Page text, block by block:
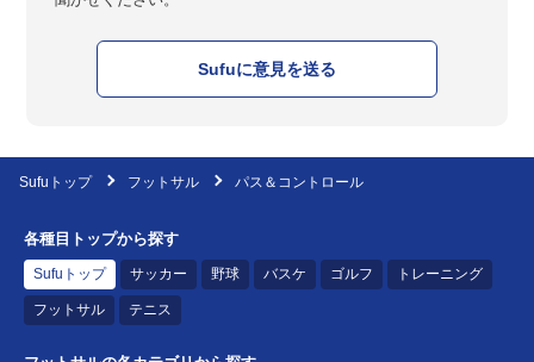
Sufuに意見を送る
Sufuトップ フットサル パス＆コントロール
各種目トップから探す
Sufuトップ サッカー 野球 バスケ ゴルフ トレーニング
フットサル テニス